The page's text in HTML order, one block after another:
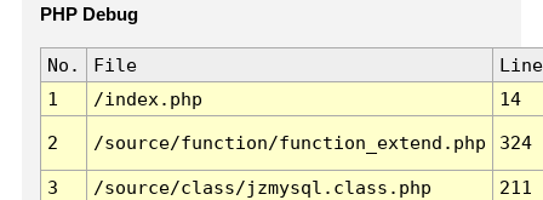
PHP Debug
No. File
Line
1
/index.php 14
2 /source/function/function_extend.php 324
3 /source/class/jzmysql.class.php
211